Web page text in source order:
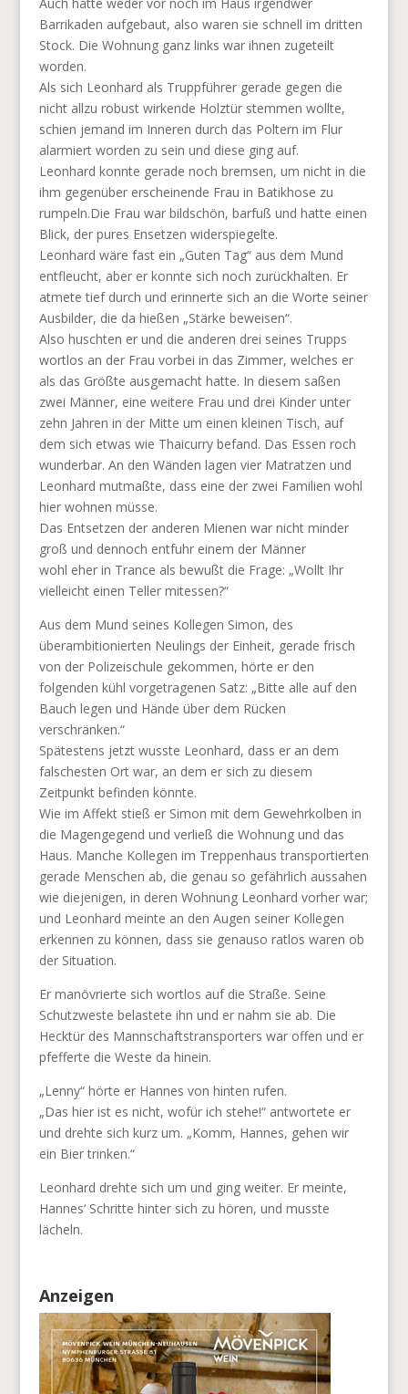
Barrikaden aufgebaut, also waren sie schnell im dritten
Stock. Die Wohnung ganz links war ihnen zugeteilt
worden.
Als sich Leonhard als Truppführer gerade gegen die
nicht allzu robust wirkende Holztür stemmen wollte,
schien jemand im Inneren durch das Poltern im Flur
alarmiert worden zu sein und diese ging auf.
Leonhard konnte gerade noch bremsen, um nicht in die
ihm gegenüber erscheinende Frau in Batikhose zu
rumpeln.Die Frau war bildschön, barfuß und hatte einen
Blick, der pures Ensetzen widerspiegelte.
Leonhard wäre fast ein „Guten Tag“ aus dem Mund
entfleucht, aber er konnte sich noch zurückhalten. Er
atmete tief durch und erinnerte sich an die Worte seiner
Ausbilder, die da hießen „Stärke beweisen“.
Also huschten er und die anderen drei seines Trupps
wortlos an der Frau vorbei in das Zimmer, welches er
als das Größte ausgemacht hatte. In diesem saßen
zwei Männer, eine weitere Frau und drei Kinder unter
zehn Jahren in der Mitte um einen kleinen Tisch, auf
dem sich etwas wie Thaicurry befand. Das Essen roch
wunderbar. An den Wänden lagen vier Matratzen und
Leonhard mutmaßte, dass eine der zwei Familien wohl
hier wohnen müsse.
Das Entsetzen der anderen Mienen war nicht minder
groß und dennoch entfuhr einem der Männer
wohl eher in Trance als bewußt die Frage: „Wollt Ihr
vielleicht einen Teller mitessen?“
Aus dem Mund seines Kollegen Simon, des
überambitionierten Neulings der Einheit, gerade frisch
von der Polizeischule gekommen, hörte er den
folgenden kühl vorgetragenen Satz: „Bitte alle auf den
Bauch legen und Hände über dem Rücken
verschränken.“
Spätestens jetzt wusste Leonhard, dass er an dem
falschesten Ort war, an dem er sich zu diesem
Zeitpunkt befinden könnte.
Wie im Affekt stieß er Simon mit dem Gewehrkolben in
die Magengegend und verließ die Wohnung und das
Haus. Manche Kollegen im Treppenhaus transportierten
gerade Menschen ab, die genau so gefährlich aussahen
wie diejenigen, in deren Wohnung Leonhard vorher war;
und Leonhard meinte an den Augen seiner Kollegen
erkennen zu können, dass sie genauso ratlos waren ob
der Situation.
Er manövrierte sich wortlos auf die Straße. Seine
Schutzweste belastete ihn und er nahm sie ab. Die
Hecktür des Mannschaftstransporters war offen und er
pfefferte die Weste da hinein.
„Lenny“ hörte er Hannes von hinten rufen.
„Das hier ist es nicht, wofür ich stehe!“ antwortete er
und drehte sich kurz um. „Komm, Hannes, gehen wir
ein Bier trinken.“
Leonhard drehte sich um und ging weiter. Er meinte,
Hannes‘ Schritte hinter sich zu hören, und musste
lächeln.
Anzeigen